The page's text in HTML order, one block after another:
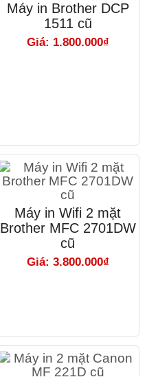
Máy in Brother DCP
1511 cũ
Giá: 1.800.000₫
Máy in Wifi 2 mặt
Brother MFC 2701DW
cũ
Giá: 3.800.000₫